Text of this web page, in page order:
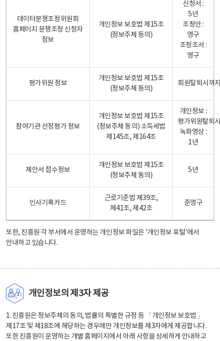
데이터분쟁조정위원회
홈페이지 분쟁조정 신청자
정보
개인정보 보호법 제15조
(정보주체 동의)
신청서 :
5년
조정안 :
영구
조정조서 :
영구
평가위원 정보
개인정보 보호법 제15조
(정보주체 동의)
회원탈퇴시까
참여기관 선정평가 정보
개인정보 보호법 제15조
(정보주체 동의) 소득세법
제145조, 제164조
개인정보 :
평가위원탈퇴
녹화영상 :
1년
제안서 접수정보
개인정보 보호법 제15조
(정보주체 동의)
5년
인사기록카드
근로기준법 제39조,
제41조, 제42조
준영구
또한, 진흥원 각 부서에서 운영하는 개인정보 파일은 '개인정보 포털'에서
안내하고 있습니다.
개인정보의 제3자 제공
1. 진흥원은 정보주체의 동의, 법률의 특별한 규정 등 「개인정보 보호법」
제17조 및 제18조에 해당하는 경우에만 개인정보를 제3자에게 제공합니다.
또한 진흥원이 운영하는 개별 홈페이지에서 아래 사항을 상세하게 안내하고